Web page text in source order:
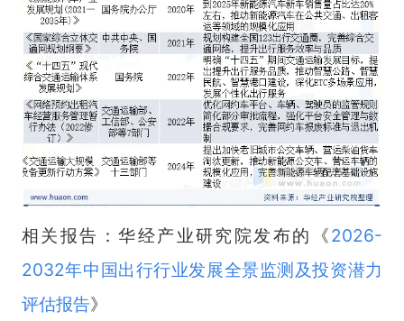
相关报告：华经产业研究院发布的《2026-
2032年中国出行行业发展全景监测及投资潜力
评估报告》